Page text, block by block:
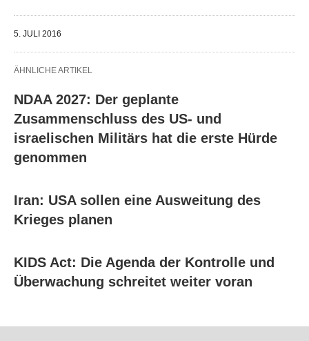
5. JULI 2016
ÄHNLICHE ARTIKEL
NDAA 2027: Der geplante
Zusammenschluss des US- und
israelischen Militärs hat die erste Hürde
genommen
Iran: USA sollen eine Ausweitung des
Krieges planen
KIDS Act: Die Agenda der Kontrolle und
Überwachung schreitet weiter voran